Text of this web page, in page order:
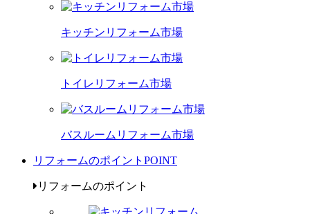
キッチンリフォーム市場
トイレリフォーム市場
バスルームリフォーム市場
リフォームのポイント POINT
リフォームのポイント